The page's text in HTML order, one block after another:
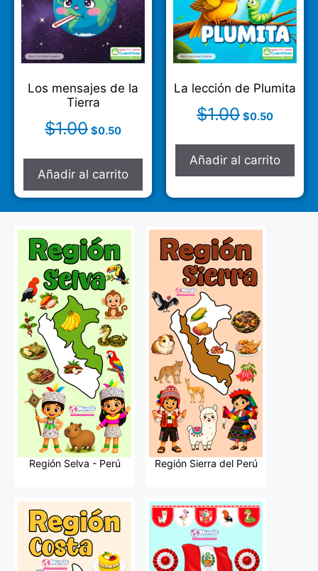
Los mensajes de la
Tierra
$1.00 $0.50
Añadir al carrito
La lección de Plumita
$1.00 $0.50
Añadir al carrito
Región Selva - Perú Región Sierra del Perú